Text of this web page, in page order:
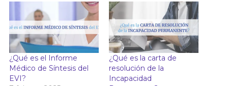
¿Qué es el Informe
Médico de Síntesis del
EVI?
¿Qué es la carta de
resolución de la
Incapacidad